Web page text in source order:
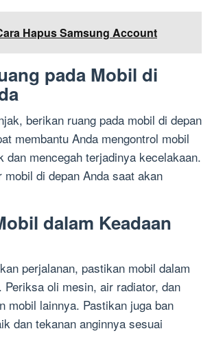
Hapus Samsung Account
pada Mobil di
berikan ruang pada mobil di depan
membantu Anda mengontrol mobil
dan mencegah terjadinya kecelakaan.
mobil di depan Anda saat akan
dalam Keadaan
perjalanan, pastikan mobil dalam
Periksa oli mesin, air radiator, dan
mobil lainnya. Pastikan juga ban
dan tekanan anginnya sesuai